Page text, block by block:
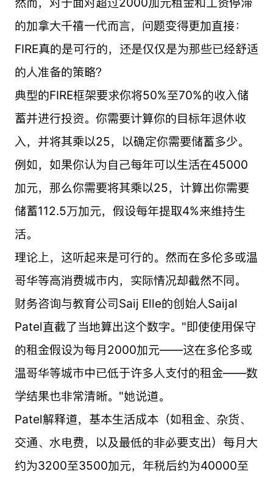
的加拿大千禧一代而言，问题变得更加直接：
FIRE真的是可行的，还是仅仅是为那些已经舒适
的人准备的策略？
典型的FIRE框架要求你将50%至70%的收入储
蓄并进行投资。你需要计算你的目标年退休收
入，并将其乘以25，以确定你需要储蓄多少。
例如，如果你认为自己每年可以生活在45000
加元，那么你需要将其乘以25，计算出你需要
储蓄112.5万加元，假设每年提取4%来维持生
活。
理论上，这听起来是可行的。然而在多伦多或温
哥华等高消费城市内，实际情况却截然不同。
财务咨询与教育公司Saij Elle的创始人Saijal
Patel直截了当地算出这个数字。"即使使用保守
的租金假设为每月2000加元——这在多伦多或
温哥华等城市中已低于许多人支付的租金——数
学结果也非常清晰。"她说道。
Patel解释道，基本生活成本（如租金、杂货、
交通、水电费，以及最低的非必要支出）每月大
约为3200至3500加元，年税后约为40000至